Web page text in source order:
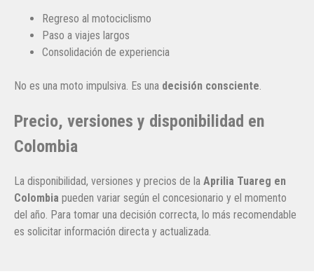
Regreso al motociclismo
Paso a viajes largos
Consolidación de experiencia
No es una moto impulsiva. Es una decisión consciente.
Precio, versiones y disponibilidad en
Colombia
La disponibilidad, versiones y precios de la Aprilia Tuareg en
Colombia pueden variar según el concesionario y el momento
del año. Para tomar una decisión correcta, lo más recomendable
es solicitar información directa y actualizada.